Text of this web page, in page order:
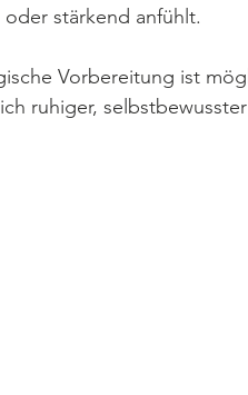
stärkend anfühlt.
Vorbereitung ist
ruhiger,